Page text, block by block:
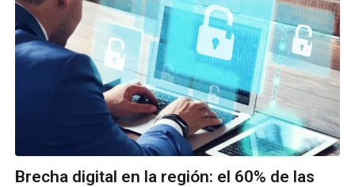
Brecha digital en la región: el 60% de las